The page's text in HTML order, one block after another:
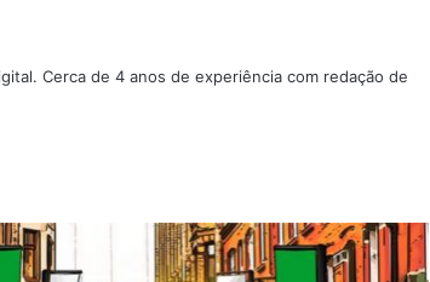
Cerca de 4 anos de experiência com redação de